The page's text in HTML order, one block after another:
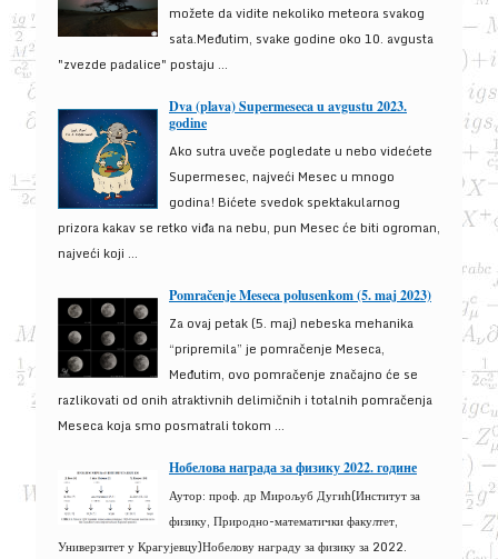
možete da vidite nekoliko meteora svakog
sata.Međutim, svake godine oko 10. avgusta
"zvezde padalice" postaju ...
Dva (plava) Supermeseca u avgustu 2023.
godine
Ako sutra uveče pogledate u nebo videćete
Supermesec, najveći Mesec u mnogo
godina! Bićete svedok spektakularnog
prizora kakav se retko viđa na nebu, pun Mesec će biti ogroman,
najveći koji ...
Pomračenje Meseca polusenkom (5. maj 2023)
Za ovaj petak (5. maj) nebeska mehanika
“pripremila” je pomračenje Meseca,
Međutim, ovo pomračenje značajno će se
razlikovati od onih atraktivnih delimičnih i totalnih pomračenja
Meseca koja smo posmatrali tokom ...
Нобелова награда за физику 2022. године
Аутор: проф. др Мирољуб Дугић(Институт за
физику, Природно-математички факултет,
Универзитет у Крагујевцу)Нобелову награду за физику за 2022.